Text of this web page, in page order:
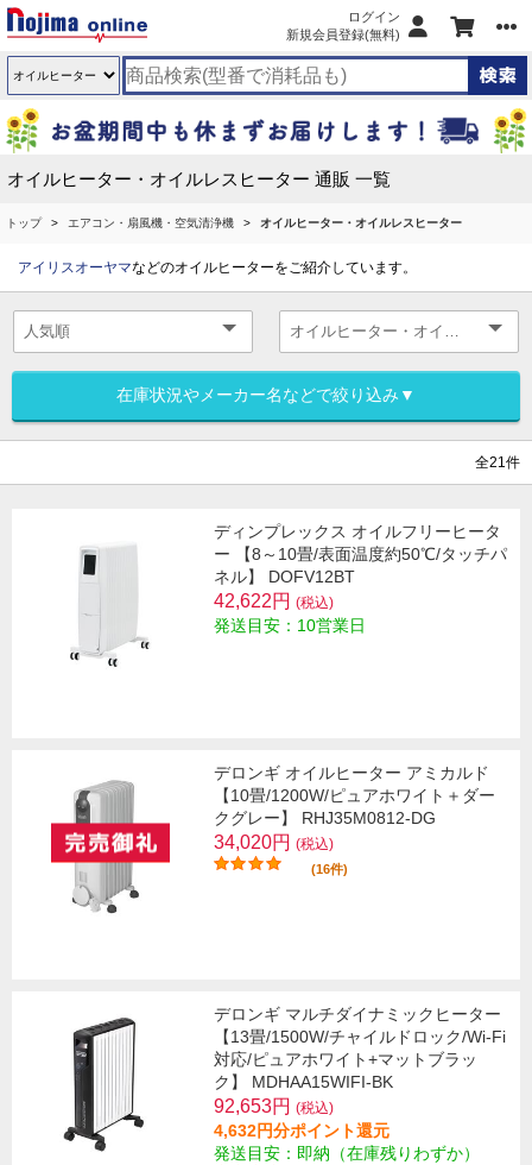
ログイン
新規会員登録(無料)
オイルヒーター・オイルレスヒーター 通販 一覧
トップ エアコン・扇風機・空気清浄機 オイルヒーター・オイルレスヒーター
アイリスオーヤマなどのオイルヒーターをご紹介しています。
在庫状況やメーカー名などで絞り込み▼
全21件
ディンプレックス オイルフリーヒータ
ー 【8～10畳/表面温度約50℃/タッチパ
ネル】 DOFV12BT
42,622円 (税込)
発送目安：10営業日
デロンギ オイルヒーター アミカルド
【10畳/1200W/ピュアホワイト＋ダー
クグレー】 RHJ35M0812-DG
34,020円 (税込)
(16件)
デロンギ マルチダイナミックヒーター
【13畳/1500W/チャイルドロック/Wi-Fi
対応/ピュアホワイト+マットブラッ
ク】 MDHAA15WIFI-BK
92,653円 (税込)
4,632円分ポイント還元
発送目安：即納（在庫残りわずか）